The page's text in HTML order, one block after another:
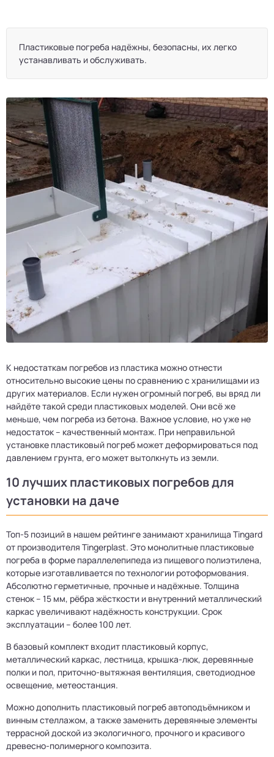
Пластиковые погреба надёжны, безопасны, их легко
устанавливать и обслуживать.
К недостаткам погребов из пластика можно отнести
относительно высокие цены по сравнению с хранилищами из
других материалов. Если нужен огромный погреб, вы вряд ли
найдёте такой среди пластиковых моделей. Они всё же
меньше, чем погреба из бетона. Важное условие, но уже не
недостаток – качественный монтаж. При неправильной
установке пластиковый погреб может деформироваться под
давлением грунта, его может вытолкнуть из земли.
10 лучших пластиковых погребов для
установки на даче
Топ-5 позиций в нашем рейтинге занимают хранилища Tingard
от производителя Tingerplast. Это монолитные пластиковые
погреба в форме параллелепипеда из пищевого полиэтилена,
которые изготавливается по технологии ротоформования.
Абсолютно герметичные, прочные и надёжные. Толщина
стенок – 15 мм, рёбра жёсткости и внутренний металлический
каркас увеличивают надёжность конструкции. Срок
эксплуатации – более 100 лет.
В базовый комплект входит пластиковый корпус,
металлический каркас, лестница, крышка-люк, деревянные
полки и пол, приточно-вытяжная вентиляция, светодиодное
освещение, метеостанция.
Можно дополнить пластиковый погреб автоподъёмником и
винным стеллажом, а также заменить деревянные элементы
террасной доской из экологичного, прочного и красивого
древесно-полимерного композита.